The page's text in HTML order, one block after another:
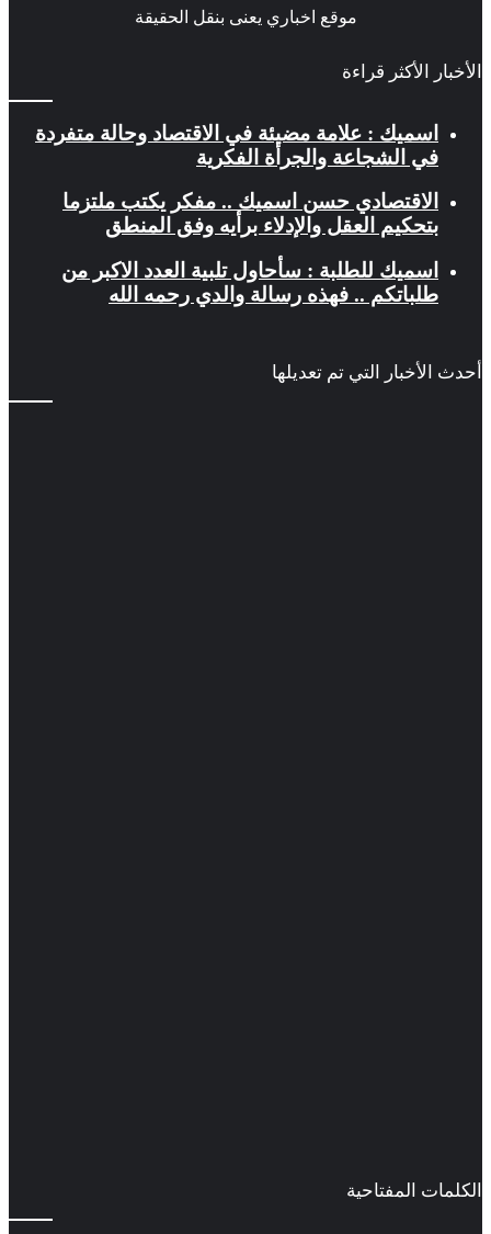
موقع اخباري يعنى بنقل الحقيقة
الأخبار الأكثر قراءة
اسميك : علامة مضيئة في الاقتصاد وحالة متفردة
في الشجاعة والجرأة الفكرية
الاقتصادي حسن اسميك .. مفكر يكتب ملتزما
بتحكيم العقل والإدلاء برأيه وفق المنطق
اسميك للطلبة : سأحاول تلبية العدد الاكبر من
طلباتكم .. فهذه رسالة والدي رحمه الله
أحدث الأخبار التي تم تعديلها
الكلمات المفتاحية